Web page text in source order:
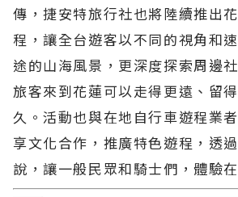
傳，捷安特旅行社也將陸續推出
程，讓全台遊客以不同的視角和
途的山海風景，更深度探索周邊
旅客來到花蓮可以走得更遠、留
久。活動也與在地自行車遊程業
享文化合作，推廣特色遊程，透
說，讓一般民眾和騎士們，體驗